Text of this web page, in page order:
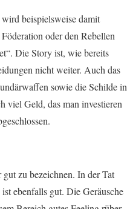
beispielsweise damit
oder den Rebellen
Die Story ist, wie bereits
nicht weiter. Auch das
sowie die Schilde in
viel Geld, das man investieren
zu bezeichnen. In der Tat
ebenfalls gut. Die Geräusche